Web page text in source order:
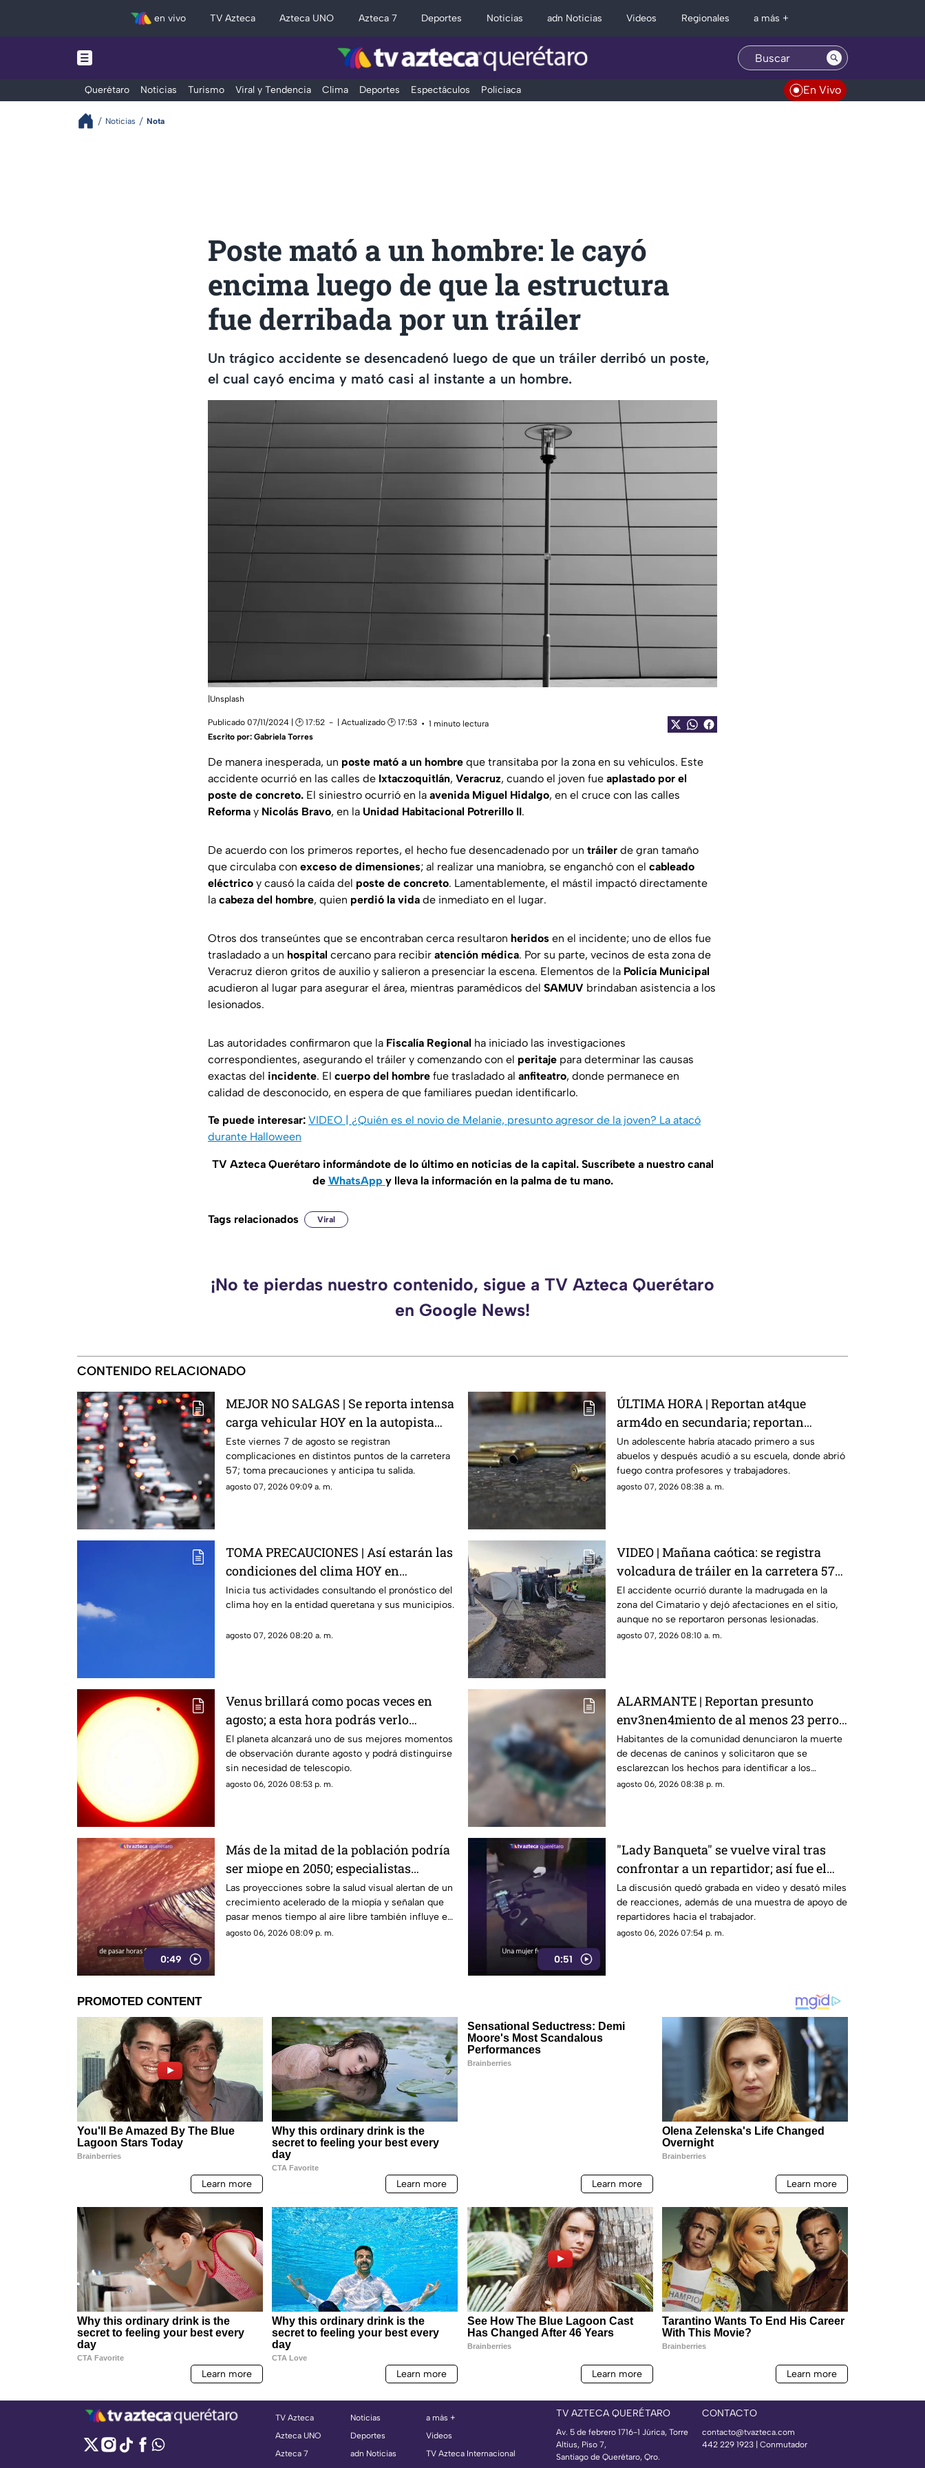
en vivo TV Azteca Azteca UNO Azteca 7 Deportes Noticias adn Noticias Videos Regionales a más +
Querétaro Noticias Turismo Viral y Tendencia Clima Deportes Espectáculos Policiaca En Vivo
Noticias Nota
Poste mató a un hombre: le cayó
encima luego de que la estructura
fue derribada por un tráiler
Un trágico accidente se desencadenó luego de que un tráiler derribó un poste,
el cual cayó encima y mató casi al instante a un hombre.
|Unsplash
Publicado 07/11/2024 | 🕑 17:52 | Actualizado 🕑 17:53
1 minuto lectura
Escrito por: Gabriela Torres
De manera inesperada, un poste mató a un hombre que transitaba por la zona en su vehículos. Este
accidente ocurrió en las calles de Ixtaczoquitlán, Veracruz, cuando el joven fue aplastado por el
poste de concreto. El siniestro ocurrió en la avenida Miguel Hidalgo, en el cruce con las calles
Reforma y Nicolás Bravo, en la Unidad Habitacional Potrerillo II.
De acuerdo con los primeros reportes, el hecho fue desencadenado por un tráiler de gran tamaño
que circulaba con exceso de dimensiones; al realizar una maniobra, se enganchó con el cableado
eléctrico y causó la caída del poste de concreto. Lamentablemente, el mástil impactó directamente
la cabeza del hombre, quien perdió la vida de inmediato en el lugar.
Otros dos transeúntes que se encontraban cerca resultaron heridos en el incidente; uno de ellos fue
trasladado a un hospital cercano para recibir atención médica. Por su parte, vecinos de esta zona de
Veracruz dieron gritos de auxilio y salieron a presenciar la escena. Elementos de la Policía Municipal
acudieron al lugar para asegurar el área, mientras paramédicos del SAMUV brindaban asistencia a los
lesionados.
Las autoridades confirmaron que la Fiscalía Regional ha iniciado las investigaciones
correspondientes, asegurando el tráiler y comenzando con el peritaje para determinar las causas
exactas del incidente. El cuerpo del hombre fue trasladado al anfiteatro, donde permanece en
calidad de desconocido, en espera de que familiares puedan identificarlo.
Te puede interesar: VIDEO | ¿Quién es el novio de Melanie, presunto agresor de la joven? La atacó
durante Halloween
TV Azteca Querétaro informándote de lo último en noticias de la capital. Suscríbete a nuestro canal
de WhatsApp y lleva la información en la palma de tu mano.
Tags relacionados Viral
¡No te pierdas nuestro contenido, sigue a TV Azteca Querétaro
en Google News!
CONTENIDO RELACIONADO
MEJOR NO SALGAS | Se reporta intensa
carga vehicular HOY en la autopista
México Querétaro
Este viernes 7 de agosto se registran
complicaciones en distintos puntos de la carretera
57; toma precauciones y anticipa tu salida.
agosto 07, 2026 09:09 a. m.
ÚLTIMA HORA | Reportan at4que
arm4do en secundaria; reportan
mu3rtos y decenas de heridos (+VIDEO
DELICADO)
Un adolescente habría atacado primero a sus
abuelos y después acudió a su escuela, donde abrió
fuego contra profesores y trabajadores.
agosto 07, 2026 08:38 a. m.
TOMA PRECAUCIONES | Así estarán las
condiciones del clima HOY en
Querétaro
Inicia tus actividades consultando el pronóstico del
clima hoy en la entidad queretana y sus municipios.
agosto 07, 2026 08:20 a. m.
VIDEO | Mañana caótica: se registra
volcadura de tráiler en la carretera 57
rumbo a Celaya
El accidente ocurrió durante la madrugada en la
zona del Cimatario y dejó afectaciones en el sitio,
aunque no se reportaron personas lesionadas.
agosto 07, 2026 08:10 a. m.
Venus brillará como pocas veces en
agosto; a esta hora podrás verlo
durante este mes
El planeta alcanzará uno de sus mejores momentos
de observación durante agosto y podrá distinguirse
sin necesidad de telescopio.
agosto 06, 2026 08:53 p. m.
ALARMANTE | Reportan presunto
env3nen4miento de al menos 23 perros
en esta zona de Querétaro: IMAGENES
SENSIBLES
Habitantes de la comunidad denunciaron la muerte
de decenas de caninos y solicitaron que se
esclarezcan los hechos para identificar a los
posibles responsables.
agosto 06, 2026 08:38 p. m.
0:49
Más de la mitad de la población podría
ser miope en 2050; especialistas
advierten las causas
Las proyecciones sobre la salud visual alertan de un
crecimiento acelerado de la miopía y señalan que
pasar menos tiempo al aire libre también influye en
su desarrollo.
agosto 06, 2026 08:09 p. m.
0:51
"Lady Banqueta" se vuelve viral tras
confrontar a un repartidor; así fue el
momento
La discusión quedó grabada en video y desató miles
de reacciones, además de una muestra de apoyo de
repartidores hacia el trabajador.
agosto 06, 2026 07:54 p. m.
TV Azteca
Azteca UNO
Azteca 7
Noticias
Deportes
adn Noticias
a más +
Videos
TV Azteca Internacional
TV AZTECA QUERÉTARO
Av. 5 de febrero 1716-1 Júrica, Torre
Altius, Piso 7,
Santiago de Querétaro, Qro.
CONTACTO
contacto@tvazteca.com
442 229 1923 | Conmutador